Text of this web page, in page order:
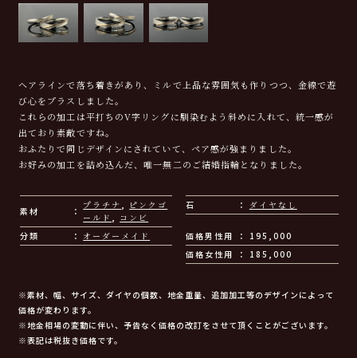
ヘアラインで落ち着きがあり、ミルで上品な雰囲気も作りつつ、金線で遊
び心をプラスしました。
これらの加工は平打ちのV字リングに馴染むよう斜めに入れて、統一感が
出ており素敵ですね。
おふたりで同じデザインにされていて、ペア感が強まりました。
お好みの加工を詰め込んだ、唯一無二のご結婚指輪となりました。
素材
プラチナ
ピンクゴ
ールド
コンビ
石 ダイヤなし
分類 オーダーメイド 価格男性用
195,000
価格女性用
185,000
※素材、幅、サイズ、ダイヤの個数、地金重量、追加加工等のデザインによって
価格が変わります。
※地金相場の変動に伴い、予告なく価格の改訂をさせて頂くことがございます。
※表記は税抜き価格です。